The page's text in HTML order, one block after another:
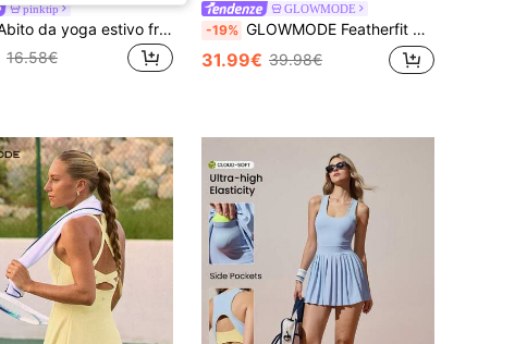
pinktip
PinkTip Abito da yoga estivo fresco da donna con pantaloncini integrati, supporto incrociato sulla schiena, adatto per palestra e sport all'aperto
16.58€
GLOWMODE
-19% GLOWMODE Featherfit ™ - Air Peekaboo Abito Con Shorts Incorporati, Tasca, Strisce Antiscivolo, Supporto Leggero Per Basso Impatto Yoga Studio
31.99€ 39.98€